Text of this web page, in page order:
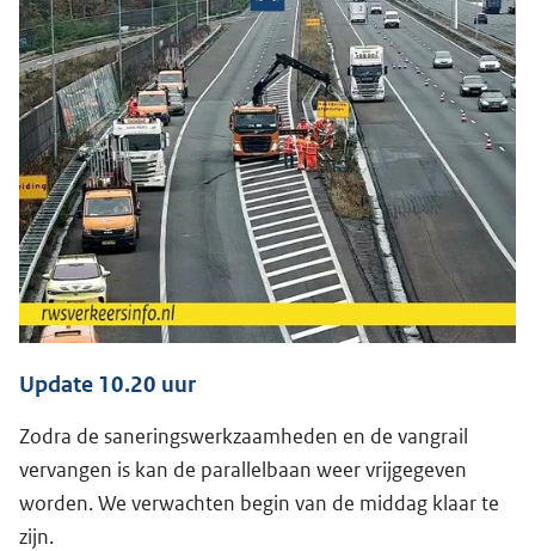
Update 10.20 uur
Zodra de saneringswerkzaamheden en de vangrail
vervangen is kan de parallelbaan weer vrijgegeven
worden. We verwachten begin van de middag klaar te
zijn.